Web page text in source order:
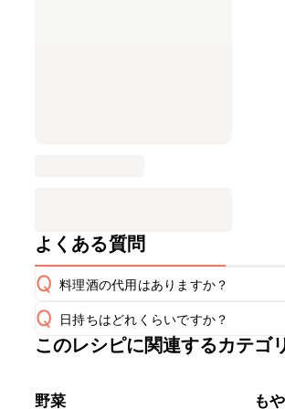
よくある質問
Q 料理酒の代用はありますか？
A
Q 日持ちはどれくらいですか？
保存期間は冷蔵で翌日中が目安です
※日持ちは目安です。
このレシピに関連するカテゴ
野菜 も